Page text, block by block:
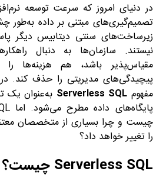
در دنیای امروز که سرعت توسعه
تصمیم‌گیری‌های مبتنی بر داده به‌طور
زیرساخت‌های سنتی دیتابیس دیگر
نیستند. سازمان‌ها به دنبال
مقیاس‌پذیر باشد، هم
پیچیدگی‌های مدیریتی را حذف کند.
مفهوم
Serverless SQL
به‌عنوان یک
چیست و چرا بسیاری از متخصصان
را تغییر خواهد داد؟
Serverless SQL چیست؟